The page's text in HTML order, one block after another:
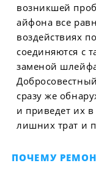
возникшей
айфона все
воздействиях
соединяются с
заменой
сразу же
и приведет их
лишних трат и
ПОЧЕМУ